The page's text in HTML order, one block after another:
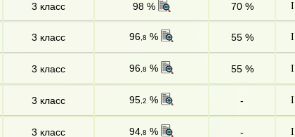
3 класс 98 % 70 % I
3 класс 96 ,8 % 55 % I
3 класс 96 ,8 % 55 % I
3 класс 95 ,2 % - I
3 класс 94 ,8 % - I